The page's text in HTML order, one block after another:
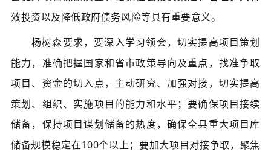
效投资以及降低政府债务风险等具有重要意义。
杨树森要求，要深入学习领会，切实提高项目策划
能力，准确把握国家和省市政策导向及重点，找准争取
项目、资金的切入点，主动研究、加强对接，切实提高
策划、组织、实施项目的能力和水平；要确保项目接续
储备，保持项目谋划储备的热度，确保全县重大项目库
储备规模稳定在100个以上；要加大项目对接争取，聚焦